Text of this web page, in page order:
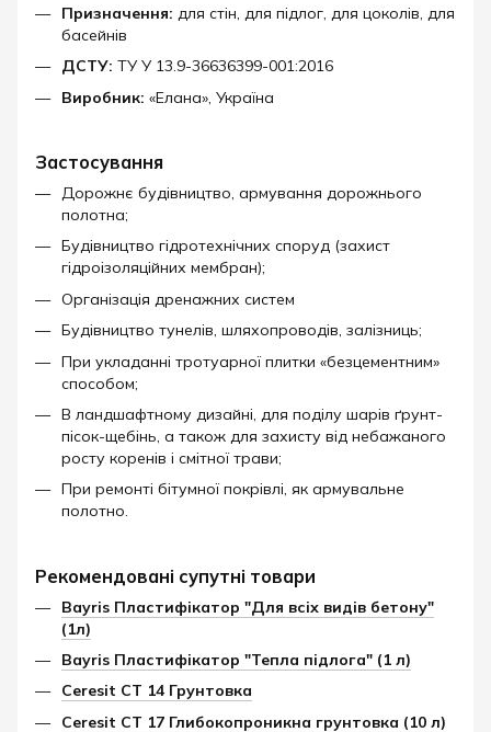
Призначення: для стін, для підлог, для цоколів, для
басейнів
ДСТУ: ТУ У 13.9-36636399-001:2016
Виробник: «Елана», Україна
Застосування
Дорожнє будівництво, армування дорожнього
полотна;
Будівництво гідротехнічних споруд (захист
гідроізоляційних мембран);
Організація дренажних систем
Будівництво тунелів, шляхопроводів, залізниць;
При укладанні тротуарної плитки «безцементним»
способом;
В ландшафтному дизайні, для поділу шарів ґрунт-
пісок-щебінь, а також для захисту від небажаного
росту коренів і смітної трави;
При ремонті бітумної покрівлі, як армувальне
полотно.
Рекомендовані супутні товари
Bayris Пластифікатор "Для всіх видів бетону"
(1л)
Bayris Пластифікатор "Тепла підлога" (1 л)
Ceresit СТ 14 Грунтовка
Ceresit СТ 17 Глибокопроникна грунтовка (10 л)